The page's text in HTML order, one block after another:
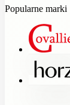
Popularne marki